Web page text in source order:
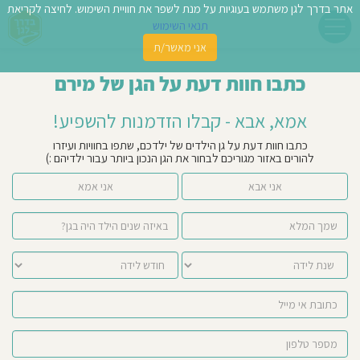
כתבו חוות דעת על הגן של מירם
אמא, אבא - קבלו הזדמנות להשפיע!
כתבו חוות דעת על גן הילדים של ילדכם, שתפו בחוויות ועיזרו
להורים באזור מגוריכם לבחור את הגן הנכון ביותר עבור ילדיהם :)
אני אמא אני אבא
אתר בדרך לגן משתמש בעוגיות על מנת לשפר את חוויית השימוש. לחיצה לקריאת
תנאי השימוש
אני מאשר/ת